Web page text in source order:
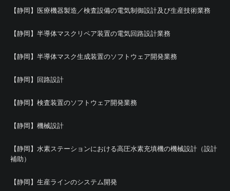
【静岡】医療機器製造／検査設備の電気制御設計及び生産技術業務
【静岡】半導体マスクリペア装置の電気回路設計業務
【静岡】半導体マスク生成装置のソフトウェア開発業務
【静岡】回路設計
【静岡】検査装置のソフトウェア開発業務
【静岡】機械設計
【静岡】水素ステーションにおける高圧水素充填機の機械設計（設計
補助）
【静岡】生産ラインのシステム開発